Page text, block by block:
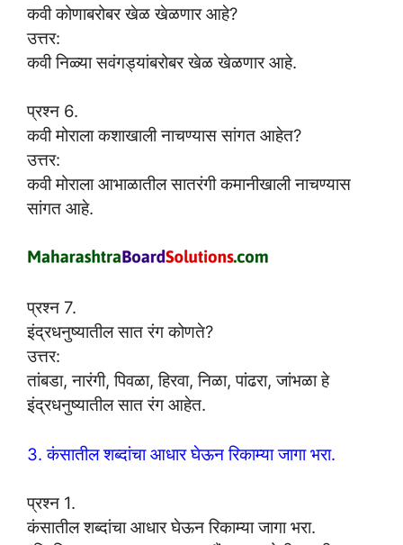
कवी कोणाबरोबर खेळ खेळणार आहे?
उत्तर:
कवी निळ्या सवंगड्यांबरोबर खेळ खेळणार आहे.
प्रश्न 6.
कवी मोराला कशाखाली नाचण्यास सांगत आहेत?
उत्तर:
कवी मोराला आभाळातील सातरंगी कमानीखाली नाचण्यास
सांगत आहे.
प्रश्न 7.
इंद्रधनुष्यातील सात रंग कोणते?
उत्तर:
तांबडा, नारंगी, पिवळा, हिरवा, निळा, पांढरा, जांभळा हे
इंद्रधनुष्यातील सात रंग आहेत.
3. कंसातील शब्दांचा आधार घेऊन रिकाम्या जागा भरा.
प्रश्न 1.
कंसातील शब्दांचा आधार घेऊन रिकाम्या जागा भरा.